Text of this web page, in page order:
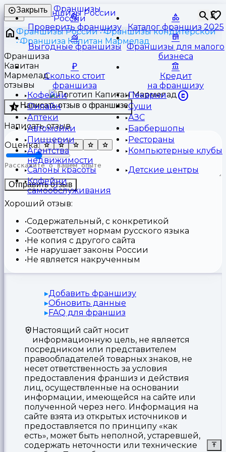
Франшизы
России
⏳
Закрыть
Проверить франшизу Каталог франшиз 2025
Выгодные франшизы Франшизы для малого
бизнеса
Сколько стоит
франшиза
Кредит
на франшизу
Кофейни
Пекарни
Онлайн
Суши
Аптеки
АЗС
Автомойки
Барбершопы
Пиццерии
Рестораны
Агентства
недвижимости
Компьютерные клубы
Салоны красоты
Детские центры
Кофейни
самообслуживания
Франшизы России
Франшизы кондитерской
Франшиза Капитан Мармелад
Франшиза
Капитан
Мармелад
отзывы
Написать отзыв о франшизе
Написать отзыв
Оценка:
Отправить отзыв
Хороший отзыв:
Содержательный, с конкретикой
Соответствует нормам русского языка
Не копия с другого сайта
Не нарушает законы России
Не является накрученным
Добавить франшизу
Обновить данные
FAQ для франшиз
Настоящий сайт носит
информационную цель, не является
посредником или представителем
правообладателей товарных знаков, не
несет ответственность за условия
предоставления франшиз и действия
лиц, осуществленные на основании
информации, имеющейся на сайте или
полученной через него. Информация на
сайте взята из открытых источников и
предоставляется по принципу «как
есть», может быть неполной, устаревшей,
содержать неточности или технические